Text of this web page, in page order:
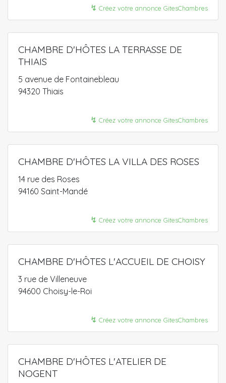
↯ Créez votre annonce GitesChambres
CHAMBRE D'HÔTES LA TERRASSE DE
THIAIS
5 avenue de Fontainebleau
94320 Thiais
↯ Créez votre annonce GitesChambres
CHAMBRE D'HÔTES LA VILLA DES ROSES
14 rue des Roses
94160 Saint-Mandé
↯ Créez votre annonce GitesChambres
CHAMBRE D'HÔTES L'ACCUEIL DE CHOISY
3 rue de Villeneuve
94600 Choisy-le-Roi
↯ Créez votre annonce GitesChambres
CHAMBRE D'HÔTES L'ATELIER DE
NOGENT